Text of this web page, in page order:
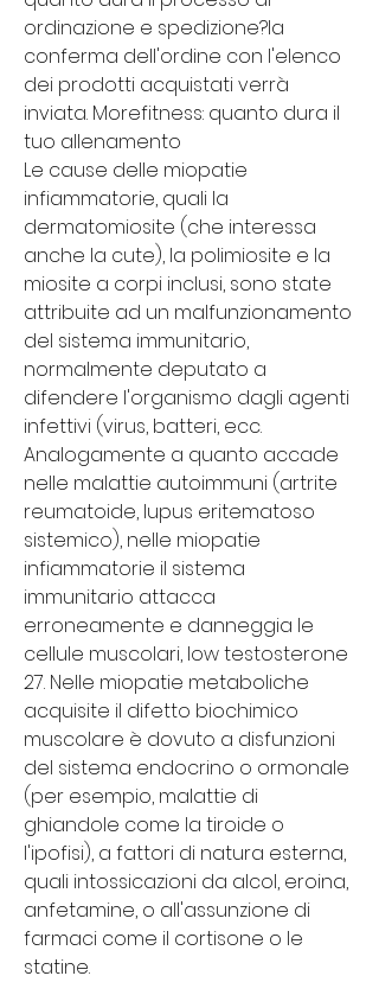
ordinazione e spedizione?la
conferma dell'ordine con l'elenco
dei prodotti acquistati verrà
inviata. Morefitness: quanto dura il
tuo allenamento
Le cause delle miopatie
infiammatorie, quali la
dermatomiosite (che interessa
anche la cute), la polimiosite e la
miosite a corpi inclusi, sono state
attribuite ad un malfunzionamento
del sistema immunitario,
normalmente deputato a
difendere l'organismo dagli agenti
infettivi (virus, batteri, ecc.
Analogamente a quanto accade
nelle malattie autoimmuni (artrite
reumatoide, lupus eritematoso
sistemico), nelle miopatie
infiammatorie il sistema
immunitario attacca
erroneamente e danneggia le
cellule muscolari, low testosterone
27. Nelle miopatie metaboliche
acquisite il difetto biochimico
muscolare è dovuto a disfunzioni
del sistema endocrino o ormonale
(per esempio, malattie di
ghiandole come la tiroide o
l'ipofisi), a fattori di natura esterna,
quali intossicazioni da alcol, eroina,
anfetamine, o all'assunzione di
farmaci come il cortisone o le
statine.